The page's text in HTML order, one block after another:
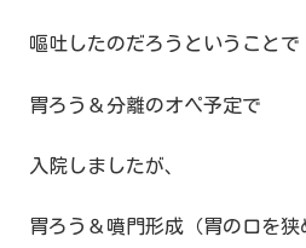
嘔吐したのだろうということで
胃ろう＆分離のオペ予定で
入院しましたが、
胃ろう＆噴門形成（胃の口を狭